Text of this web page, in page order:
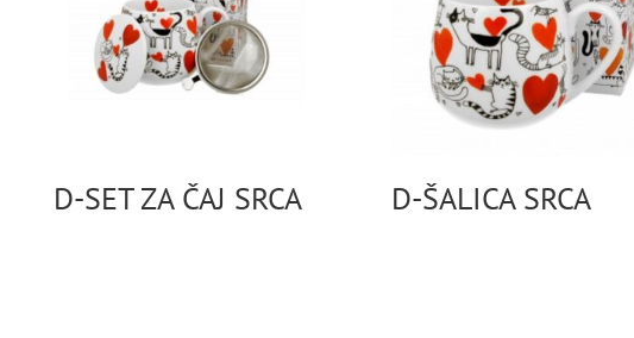
D-SET ZA ČAJ SRCA D-ŠALICA SRCA